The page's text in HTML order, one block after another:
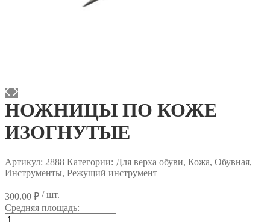
НОЖНИЦЫ ПО КОЖЕ
ИЗОГНУТЫЕ
Артикул: 2888 Категории: Для верха обуви, Кожа, Обувная,
Инструменты, Режущий инструмент
300.00 ₽ / шт.
Средняя площадь:
Количество